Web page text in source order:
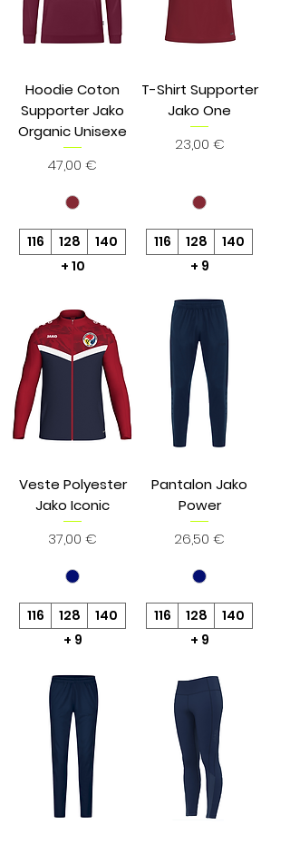
Hoodie Coton
Supporter Jako
Organic Unisexe
Prix
47,00 €
116 128
140
+ 10
T-Shirt Supporter
Jako One
Prix
23,00 €
116 128
140
+ 9
Veste Polyester
Jako Iconic
Prix
37,00 €
116 128
140
+ 9
Pantalon Jako
Power
Prix
26,50 €
116 128
140
+ 9